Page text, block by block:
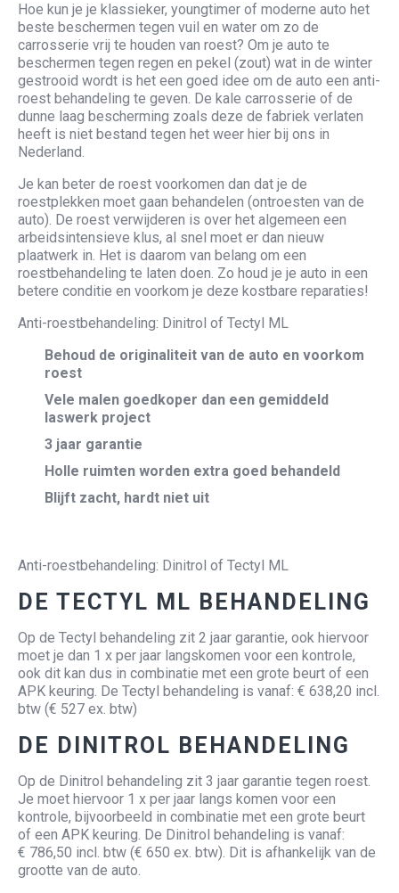
Hoe kun je je klassieker, youngtimer of moderne auto het
beste beschermen tegen vuil en water om zo de
carrosserie vrij te houden van roest? Om je auto te
beschermen tegen regen en pekel (zout) wat in de winter
gestrooid wordt is het een goed idee om de auto een anti-
roest behandeling te geven. De kale carrosserie of de
dunne laag bescherming zoals deze de fabriek verlaten
heeft is niet bestand tegen het weer hier bij ons in
Nederland.
Je kan beter de roest voorkomen dan dat je de
roestplekken moet gaan behandelen (ontroesten van de
auto). De roest verwijderen is over het algemeen een
arbeidsintensieve klus, al snel moet er dan nieuw
plaatwerk in. Het is daarom van belang om een
roestbehandeling te laten doen. Zo houd je je auto in een
betere conditie en voorkom je deze kostbare reparaties!
Anti-roestbehandeling: Dinitrol of Tectyl ML
Behoud de originaliteit van de auto en voorkom
roest
Vele malen goedkoper dan een gemiddeld
laswerk project
3 jaar garantie
Holle ruimten worden extra goed behandeld
Blijft zacht, hardt niet uit
Anti-roestbehandeling: Dinitrol of Tectyl ML
DE TECTYL ML BEHANDELING
Op de Tectyl behandeling zit 2 jaar garantie, ook hiervoor
moet je dan 1 x per jaar langskomen voor een kontrole,
ook dit kan dus in combinatie met een grote beurt of een
APK keuring. De Tectyl behandeling is vanaf: € 638,20 incl.
btw (€ 527 ex. btw)
DE DINITROL BEHANDELING
Op de Dinitrol behandeling zit 3 jaar garantie tegen roest.
Je moet hiervoor 1 x per jaar langs komen voor een
kontrole, bijvoorbeeld in combinatie met een grote beurt
of een APK keuring. De Dinitrol behandeling is vanaf:
€ 786,50 incl. btw (€ 650 ex. btw). Dit is afhankelijk van de
grootte van de auto.